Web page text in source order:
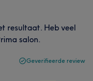
resultaat. Heb veel
salon.
Geverifieerde review